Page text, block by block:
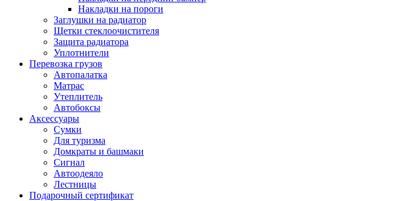
Накладки на пороги
Заглушки на радиатор
Щетки стеклоочистителя
Защита радиатора
Уплотнители
Перевозка грузов
Автопалатка
Матрас
Утеплитель
Автобоксы
Аксессуары
Сумки
Для туризма
Домкраты и башмаки
Сигнал
Автоодеяло
Лестницы
Подарочный сертификат